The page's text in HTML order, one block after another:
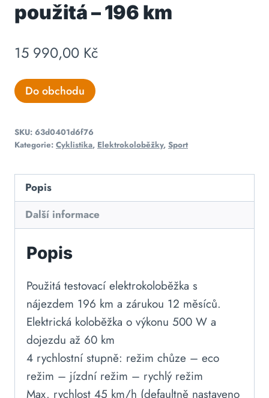
použitá – 196 km
15 990,00 Kč
Do obchodu
SKU: 63d0401d6f76
Kategorie: Cyklistika, Elektrokoloběžky, Sport
Popis
Další informace
Popis
Použitá testovací elektrokoloběžka s
nájezdem 196 km a zárukou 12 měsíců.
Elektrická koloběžka o výkonu 500 W a
dojezdu až 60 km
4 rychlostní stupně: režim chůze – eco
režim – jízdní režim – rychlý režim
Max. rychlost 45 km/h (defaultně nastaveno